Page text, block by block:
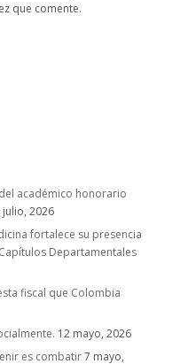
que comente.
académico honorario
julio, 2026
fortalece su presencia
Departamentales
fiscal que Colombia
12 mayo, 2026
es combatir7 mayo,